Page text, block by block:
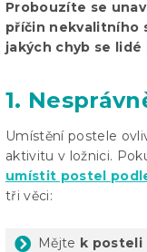
Probouzíte se
příčin nekvalitního
jakých chyb se
1.
Umístění postele
aktivitu v ložnici.
umístit postel
tři věci:
Mějte k posteli